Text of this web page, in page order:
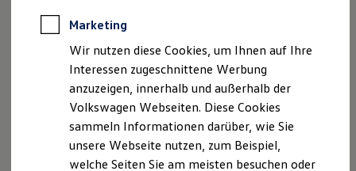
Notdienst und Pannenhilfe
Software, Konnektivität & Apps
California App
VW Connect für Ihren ID. Buzz
VW Connect für Ihren Transporter/Caravelle
VW Connect für Ihren Amarok
VW Connect für andere Modelle
Connect Pro
Fleet Interface Data
Multistop Pathfinder
Übersicht Software Updates
Der Abbiegeassistent kann beim Abbiegen vor
entgegenkommenden Fahrzeugen warnen, wenn der
Blinker betätigt ist. Reagiert der Fahrer nicht, wird eine
automatische Notbremsung eingeleitet.
Automatische Distanzregelung ACC „Stop and Go“ inkl.
Marketing
Wir nutzen diese Cookies, um Ihnen auf Ihre
Interessen zugeschnittene Werbung
anzuzeigen, innerhalb und außerhalb der
Volkswagen Webseiten. Diese Cookies
sammeln Informationen darüber, wie Sie
unsere Webseite nutzen, zum Beispiel,
welche Seiten Sie am meisten besuchen oder